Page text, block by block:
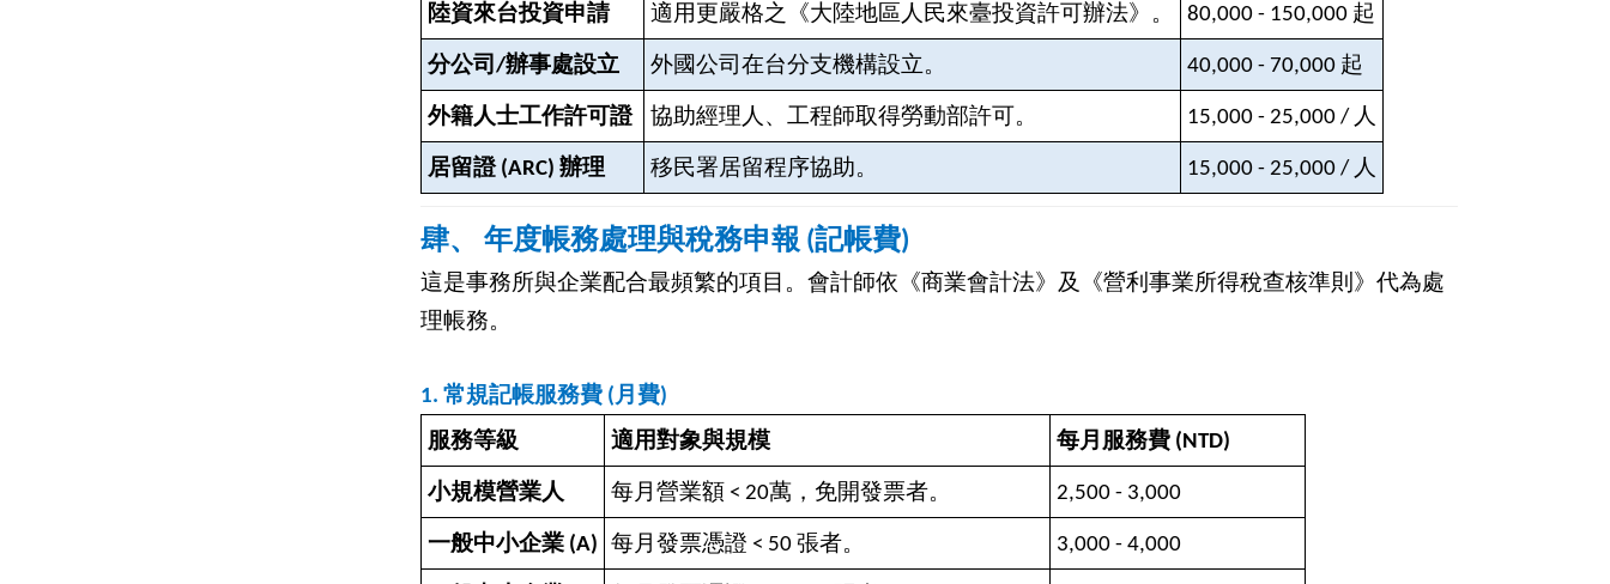
陸資來台投資申請 適用更嚴格之《大陸地區人民來臺投資許可辦法》。 80,000 - 150,000 起
分公司/辦事處設立 外國公司在台分支機構設立。 40,000 - 70,000 起
外籍人士工作許可證 協助經理人、工程師取得勞動部許可。 15,000 - 25,000 / 人
居留證 (ARC) 辦理 移民署居留程序協助。 15,000 - 25,000 / 人
肆、 年度帳務處理與稅務申報 (記帳費)
這是事務所與企業配合最頻繁的項目。會計師依《商業會計法》及《營利事業所得稅查核準則》代為處
理帳務。
1. 常規記帳服務費 (月費)
服務等級
適用對象與規模 每月服務費 (NTD)
小規模營業人 每月營業額 < 20萬，免開發票者。 2,500 - 3,000
一般中小企業 (A) 每月發票憑證 < 50 張者。 3,000 - 4,000